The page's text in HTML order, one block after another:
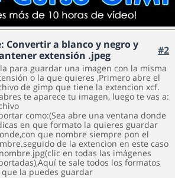
Convertir a blanco y negro y
extensión .jpeg
#2
para guardar una imagen con la misma
o la que quieres ,Primero abre el
de gimp que tiene la extencion xcf.
te aparece tu imagen, luego te vas a:
como:(Sea abre una ventana donde
en que formato la quieres guardar
que nombre siempre pon el
de la extencion en este caso
en todas las imágenes
te sale todos los formatos
que la puedes guardar